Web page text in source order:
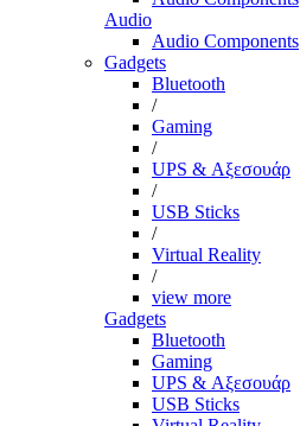
Audio
Audio Components
Gadgets
Bluetooth
/
Gaming
/
UPS & Αξεσουάρ
/
USB Sticks
/
Virtual Reality
/
view more
Gadgets
Bluetooth
Gaming
UPS & Αξεσουάρ
USB Sticks